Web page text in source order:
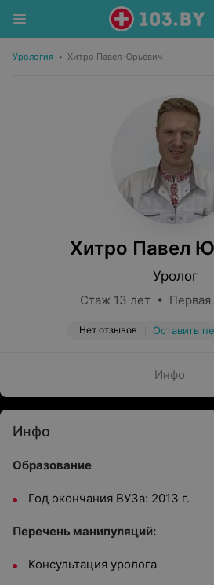
Урология • Хитро Павел Юрьевич
Хитро Павел
Уролог
Стаж 13 лет • Первая
Нет отзывов Оставить
Инфо
Инфо
Образование
Год окончания ВУЗа: 2013 г.
Перечень манипуляций:
Консультация уролога